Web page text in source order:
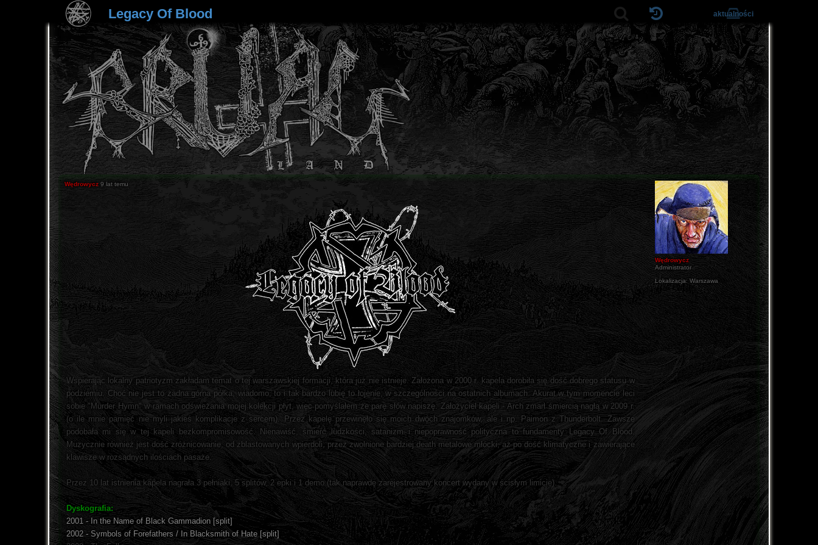
Legacy Of Blood aktualności
Wędrowycz
Administrator
Lokalizacja: Warszawa
Wędrowycz 9 lat temu
Wspierając lokalny patriotyzm zakładam temat o tej warszawskiej formacji, która już nie istnieje. Założona w 2000 r. kapela dorobiła się dość dobrego statusu w
podziemiu. Choć nie jest to żadna górna półka, wiadomo, to i tak bardzo lubię to łojenie, w szczególności na ostatnich albumach. Akurat w tym momencie leci
sobie "Murder Hymn" w ramach odświeżania mojej kolekcji płyt, więc pomyślałem że parę słów napiszę. Założyciel kapeli - Arch zmarł śmiercią nagłą w 2009 r.
(o ile mnie pamięć nie myli jakieś komplikacje z sercem). Przez kapelę przewinęło się moich dwóch znajomków, ale i np. Paimon z Thunderbolt. Zawsze
podobała mi się w tej kapeli bezkompromisowość. Nienawiść, śmierć ludzkości, satanizm i niepoprawność polityczna to fundamenty Legacy Of Blood.
Muzycznie również jest dość zróżnicowanie, od zblastowanych wpierdoli, przez zwolnione bardziej death metalowe młócki, aż po dość klimatyczne i zawierające
klawisze w rozsądnych ilościach pasaże.
Przez 10 lat istnienia kapela nagrała 3 pełniaki, 5 splitów, 2 epki i 1 demo (tak naprawdę zarejestrowany koncert wydany w ścisłym limicie).
Dyskografia:
2001 - In the Name of Black Gammadion [split]
2002 - Symbols of Forefathers / In Blacksmith of Hate [split]